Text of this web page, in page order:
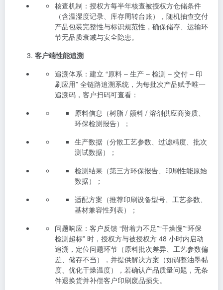
核查机制：授权方每半年核查被授权方仓储条件
（含温湿度记录、库存周转台账），随机抽查交付
产品包装完整性与标识规范性，确保储存、运输环
节无品质衰减与安全隐患。
客户端性能追溯
追溯体系：建立 “原料 – 生产 – 检测 – 交付 – 印
刷应用” 全链路追溯系统，为每批次产品赋予唯一
追溯码，客户扫码可查看：
原料信息（树脂 / 颜料 / 溶剂供应商资质、
环保检测报告）；
生产数据（分散工艺参数、过滤精度、批次
测试数据）；
检测结果（第三方环保报告、印刷性能原始
数据）；
适配方案（推荐印刷设备型号、工艺参数、
基材兼容性列表）；
问题响应：客户反馈 “附着力不足”“干燥慢”“环保
检测超标” 时，授权方与被授权方 48 小时内启动
追溯，定位问题环节（原料批次差异、工艺参数偏
差、储存不当），并提供解决方案（如调整油墨黏
度、优化干燥温度），若确认产品质量问题，无条
件退换货并补偿客户印刷废品损失。